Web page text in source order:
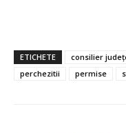
ETICHETE consilier
perchezitii
permise